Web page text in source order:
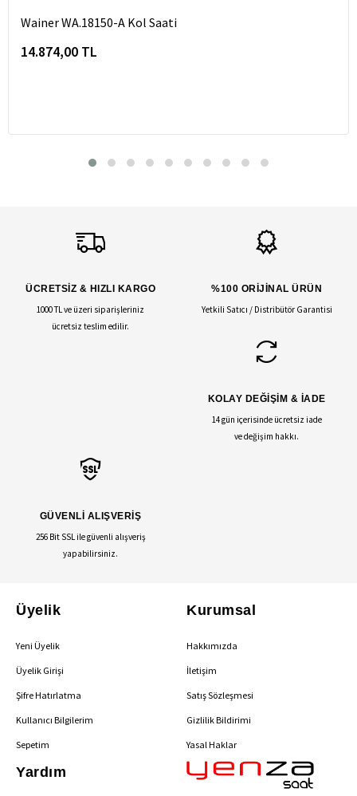
Wainer WA.18150-A Kol Saati
14.874,00 TL
ÜCRETSİZ & HIZLI KARGO
1000 TL ve üzeri siparişleriniz
ücretsiz teslim edilir.
%100 ORİJİNAL ÜRÜN
Yetkili Satıcı / Distribütör Garantisi
KOLAY DEĞİŞİM & İADE
14 gün içerisinde ücretsiz iade
ve değişim hakkı.
GÜVENLİ ALIŞVERİŞ
256 Bit SSL ile güvenli alışveriş
yapabilirsiniz.
Üyelik
Yeni Üyelik
Üyelik Girişi
Şifre Hatırlatma
Kullanıcı Bilgilerim
Sepetim
Kurumsal
Hakkımızda
İletişim
Satış Sözleşmesi
Gizlilik Bildirimi
Yasal Haklar
Yardım